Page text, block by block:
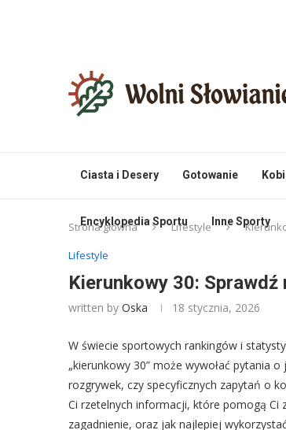
Ciasta i Desery Gotowanie
Encyklopedia Sportu Inne Sporty
Strona główna Lifestyle
Lifestyle
Kierunkowy 30:
written by Oska 18 stycznia, 2026
W świecie sportowych rankingów i
„kierunkowy 30” może wywołać pytania
rozgrywek, czy specyficznych zapytań o
Ci rzetelnych informacji, które pomogą Ci
zagadnienie, oraz jak najlepiej